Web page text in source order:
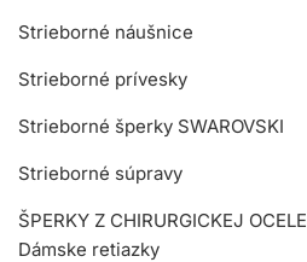
Strieborné náušnice
Strieborné prívesky
Strieborné šperky SWAROVSKI
Strieborné súpravy
ŠPERKY Z CHIRURGICKEJ OCELE
Dámske retiazky